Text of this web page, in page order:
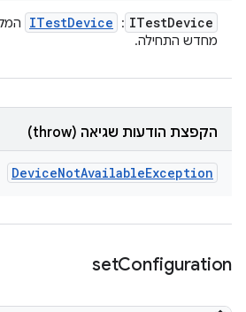
ITestDevice
:
ITestDevice
מחדש התחילה.
הקפצת הודעות שגיאה (throw)
DeviceNotAvailableException
setConfiguration